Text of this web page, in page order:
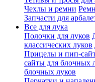
Чехлы и ремни
Запчасти для
Все для лука
Полочки для луков
классических луков
Прицелы и пип-
сайты для блочных
блочных луков